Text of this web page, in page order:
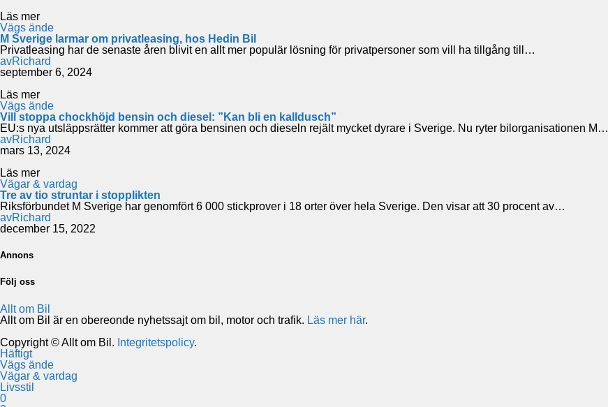
Läs mer
Vägs ände
M Sverige larmar om privatleasing, hos Hedin Bil
Privatleasing har de senaste åren blivit en allt mer populär lösning för privatpersoner som vill ha tillgång till…
avRichard
september 6, 2024
Läs mer
Vägs ände
Vill stoppa chockhöjd bensin och diesel: ”Kan bli en kalldusch”
EU:s nya utsläppsrätter kommer att göra bensinen och dieseln rejält mycket dyrare i Sverige. Nu ryter bilorganisationen M…
avRichard
mars 13, 2024
Läs mer
Vägar & vardag
Tre av tio struntar i stopplikten
Riksförbundet M Sverige har genomfört 6 000 stickprover i 18 orter över hela Sverige. Den visar att 30 procent av…
avRichard
december 15, 2022
Annons
Följ oss
Allt om Bil
Allt om Bil är en obereonde nyhetssajt om bil, motor och trafik. Läs mer här.
Copyright © Allt om Bil. Integritetspolicy.
Häftigt
Vägs ände
Vägar & vardag
Livsstil
0